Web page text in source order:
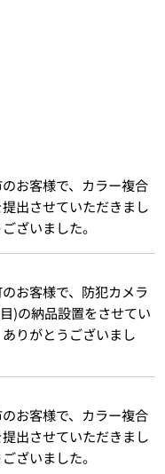
お客様で、カラー複合
出させていただきまし
ざいました。
お客様で、防犯カメラ
)の納品設置をさせてい
りがとうございまし
お客様で、カラー複合
出させていただきまし
ざいました。